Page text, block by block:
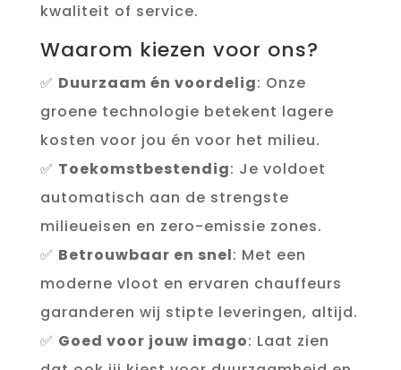
kwaliteit of service.
Waarom kiezen voor ons?
✅ Duurzaam én voordelig: Onze
groene technologie betekent lagere
kosten voor jou én voor het milieu.
✅ Toekomstbestendig: Je voldoet
automatisch aan de strengste
milieueisen en zero-emissie zones.
✅ Betrouwbaar en snel: Met een
moderne vloot en ervaren chauffeurs
garanderen wij stipte leveringen, altijd.
✅ Goed voor jouw imago: Laat zien